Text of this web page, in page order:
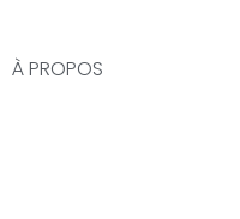
À PROPOS